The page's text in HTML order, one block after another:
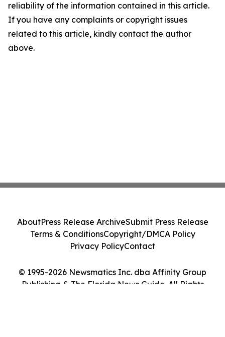
reliability of the information contained in this article.
If you have any complaints or copyright issues
related to this article, kindly contact the author
above.
© 1995-2026 Newsmatics Inc. dba Affinity Group
Publishing & The Florida News Guide. All Rights
AboutPress Release ArchiveSubmit Press Release
Terms & ConditionsCopyright/DMCA Policy
Privacy PolicyContact